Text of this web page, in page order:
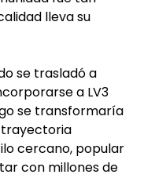
lleva su
se trasladó a
a LV3
se transformaría
trayectoria
cercano, popular
con millones de